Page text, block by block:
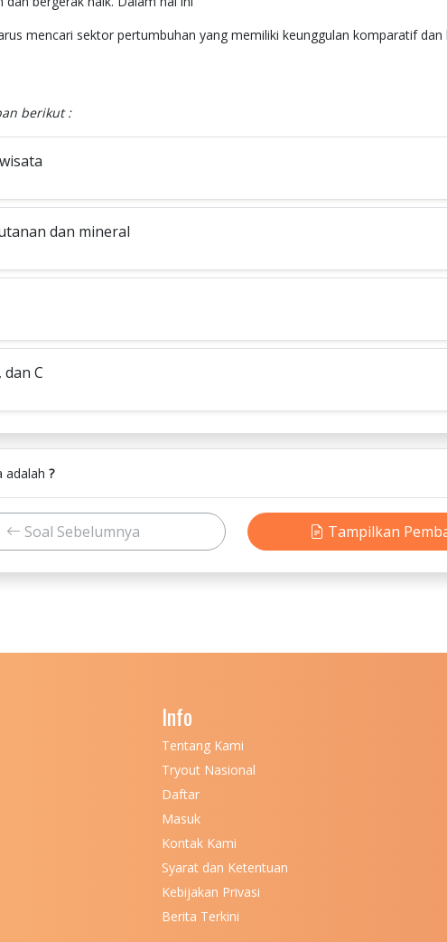
mencari sektor pertumbuhan yang memiliki keunggulan komparatif
berikut :
dan mineral
dan C
adalah ?
Soal Sebelumnya Tampilkan
Info
Tentang Kami
Tryout Nasional
Daftar
Masuk
Kontak Kami
Syarat dan Ketentuan
Kebijakan Privasi
Berita Terkini